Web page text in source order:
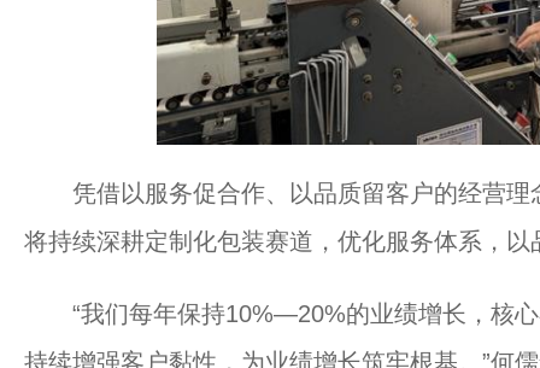
凭借以服务促合作、以品质留客户的经营理
将持续深耕定制化包装赛道，优化服务体系，
“我们每年保持10%—20%的业绩增长，核心
持续增强客户黏性，为业绩增长筑牢根基。”何